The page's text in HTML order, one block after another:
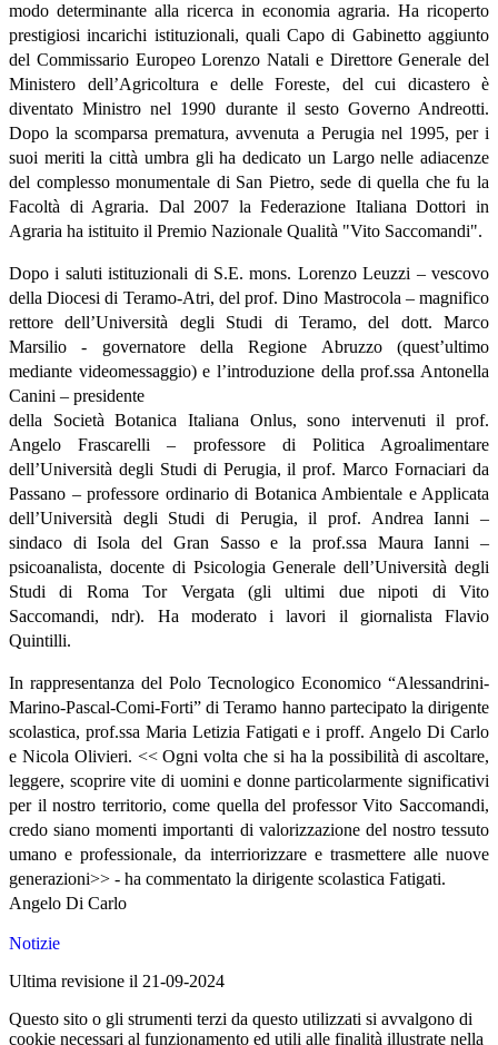
modo determinante alla ricerca in economia agraria. Ha ricoperto
prestigiosi incarichi istituzionali, quali Capo di Gabinetto aggiunto
del Commissario Europeo Lorenzo Natali e Direttore Generale del
Ministero dell’Agricoltura e delle Foreste, del cui dicastero è
diventato Ministro nel 1990 durante il sesto Governo Andreotti.
Dopo la scomparsa prematura, avvenuta a Perugia nel 1995, per i
suoi meriti la città umbra gli ha dedicato un Largo nelle adiacenze
del complesso monumentale di San Pietro, sede di quella che fu la
Facoltà di Agraria. Dal 2007 la Federazione Italiana Dottori in
Agraria ha istituito il Premio Nazionale Qualità "Vito Saccomandi".
Dopo i saluti istituzionali di S.E. mons. Lorenzo Leuzzi – vescovo
della Diocesi di Teramo-Atri, del prof. Dino Mastrocola – magnifico
rettore dell’Università degli Studi di Teramo, del dott. Marco
Marsilio - governatore della Regione Abruzzo (quest’ultimo
mediante videomessaggio) e l’introduzione della prof.ssa Antonella
Canini – presidente
della Società Botanica Italiana Onlus, sono intervenuti il prof.
Angelo Frascarelli – professore di Politica Agroalimentare
dell’Università degli Studi di Perugia, il prof. Marco Fornaciari da
Passano – professore ordinario di Botanica Ambientale e Applicata
dell’Università degli Studi di Perugia, il prof. Andrea Ianni –
sindaco di Isola del Gran Sasso e la prof.ssa Maura Ianni –
psicoanalista, docente di Psicologia Generale dell’Università degli
Studi di Roma Tor Vergata (gli ultimi due nipoti di Vito
Saccomandi, ndr). Ha moderato i lavori il giornalista Flavio
Quintilli.
In rappresentanza del Polo Tecnologico Economico “Alessandrini-
Marino-Pascal-Comi-Forti” di Teramo hanno partecipato la dirigente
scolastica, prof.ssa Maria Letizia Fatigati e i proff. Angelo Di Carlo
e Nicola Olivieri. << Ogni volta che si ha la possibilità di ascoltare,
leggere, scoprire vite di uomini e donne particolarmente significativi
per il nostro territorio, come quella del professor Vito Saccomandi,
credo siano momenti importanti di valorizzazione del nostro tessuto
umano e professionale, da interriorizzare e trasmettere alle nuove
generazioni>> - ha commentato la dirigente scolastica Fatigati.
Angelo Di Carlo
Notizie
Ultima revisione il 21-09-2024
Questo sito o gli strumenti terzi da questo utilizzati si avvalgono di
cookie necessari al funzionamento ed utili alle finalità illustrate nella